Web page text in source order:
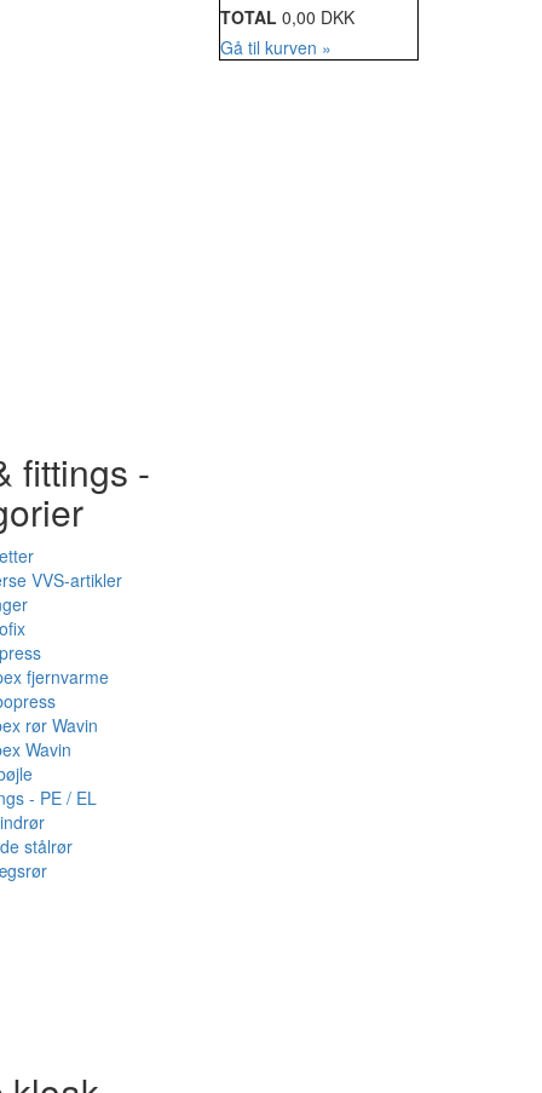
fittings -
VVS-artikler
fjernvarme
rør Wavin
Wavin
- PE / EL
stålrør
TOTAL 0,00 DKK
Gå til kurven »